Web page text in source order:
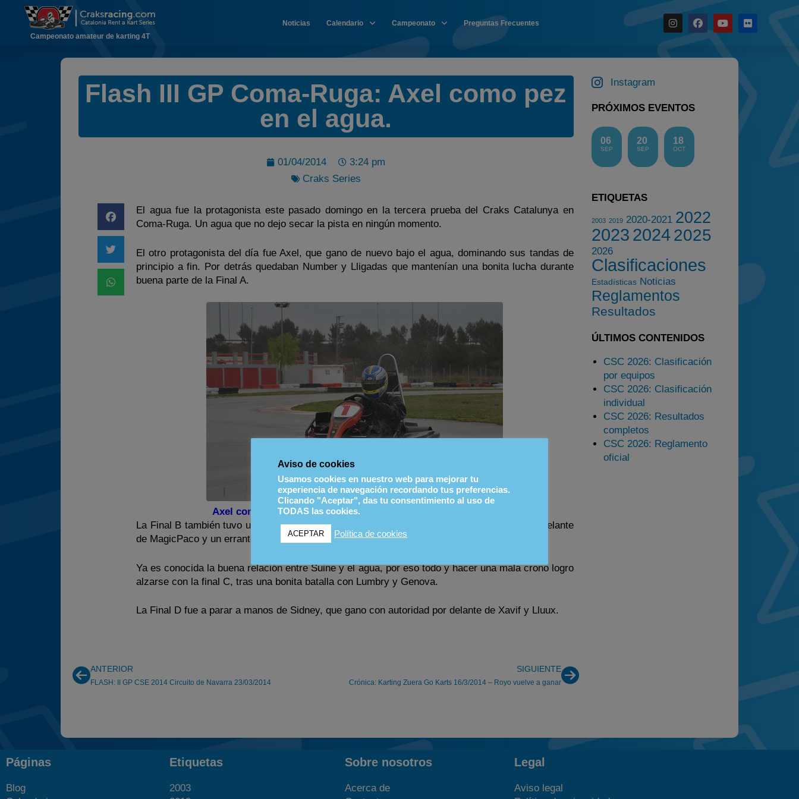
Noticias
Carreras finalizadas
Campeonato
2025
Preguntas Frecuentes
Campeonato amateur de karting 4T
Noticias Calendario Campeonato Preguntas Frecuentes
Flash III GP Coma-Ruga: Axel como pez
en el agua.
01/04/2014
3:24 pm
Craks Series
El agua fue la protagonista este pasado domingo en la tercera prueba del Craks Catalunya en
Coma-Ruga. Un agua que no dejo secar la pista en ningún momento.
El otro protagonista del día fue Axel, que gano de nuevo bajo el agua, dominando sus tandas de
principio a fin. Por detrás quedaban Number y Lligadas que mantenían una bonita lucha durante
buena parte de la Final A.
Axel como es habitual, se encontro en su salsa bajo el agua.
La Final B también tuvo un claro dominador, y ese fue Cygnetic, que gano con soltura por delante
de MagicPaco y un errante Royo que llego a liderar la manga.
Ya es conocida la buena relación entre Suine y el agua, por eso todo y hacer una mala crono logro
alzarse con la final C, tras una bonita batalla con Lumbry y Genova.
La Final D fue a parar a manos de Sidney, que gano con autoridad por delante de Xavif y Lluux.
ANTERIOR
FLASH: II GP CSE 2014 Circuito de Navarra 23/03/2014
SIGUIENTE
Crónica: Karting Zuera Go Karts 16/3/2014 – Royo vuelve a ganar
Instagram
PRÓXIMOS EVENTOS
06
SEP
20
SEP
18
OCT
ETIQUETAS
2003 2019 2020-2021 2022
2023 20242025
2026
Clasificaciones
Estadísticas Noticias
Reglamentos
Resultados
ÚLTIMOS CONTENIDOS
CSC 2026: Clasificación
por equipos
CSC 2026: Clasificación
individual
CSC 2026: Resultados
completos
CSC 2026: Reglamento
oficial
Páginas
Blog
Etiquetas
2003
Sobre nosotros
Acerca de
Legal
Aviso legal
Aviso de cookies
Usamos cookies en nuestro web para mejorar tu
experiencia de navegación recordando tus preferencias.
Clicando "Aceptar", das tu consentimiento al uso de
TODAS las cookies.
ACEPTAR Política de cookies